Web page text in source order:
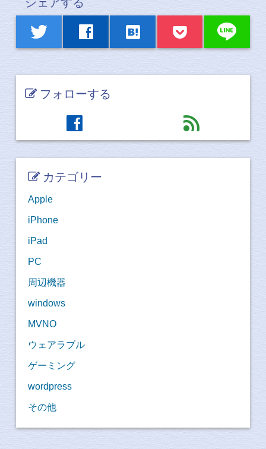
twitter facebook hatenabookmark line
フォローする
facebook feed
カテゴリー
Apple
iPhone
iPad
PC
周辺機器
windows
MVNO
ウェアラブル
ゲーミング
wordpress
その他